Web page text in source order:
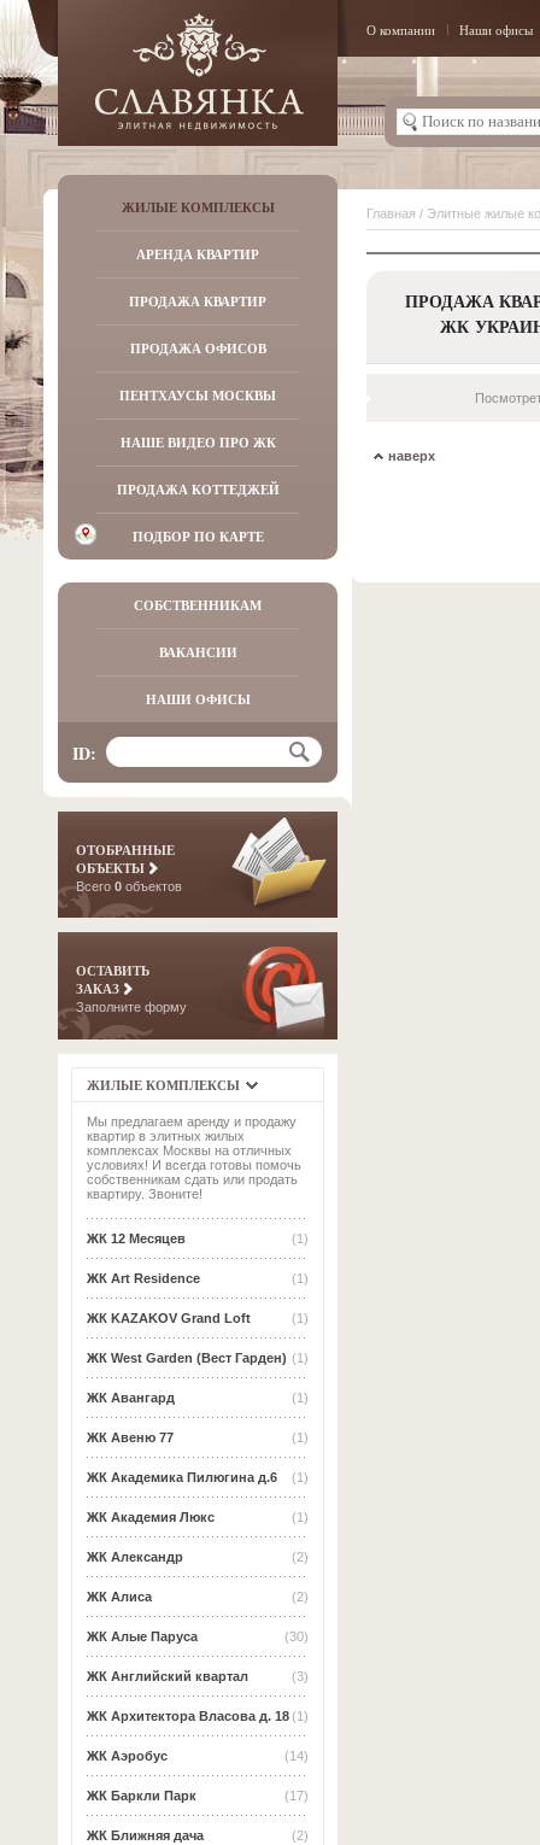
О компании Наши офисы
ЖИЛЫЕ КОМПЛЕКСЫ
АРЕНДА КВАРТИР
ПРОДАЖА КВАРТИР
ПРОДАЖА ОФИСОВ
ПЕНТХАУСЫ МОСКВЫ
НАШЕ ВИДЕО ПРО ЖК
ПРОДАЖА КОТТЕДЖЕЙ
ПОДБОР ПО КАРТЕ
СОБСТВЕННИКАМ
ВАКАНСИИ
НАШИ ОФИСЫ
ID:
ОТОБРАННЫЕ
ОБЪЕКТЫ
Всего 0 объектов
ОСТАВИТЬ
ЗАКАЗ
Заполните форму
ЖИЛЫЕ КОМПЛЕКСЫ
Мы предлагаем аренду и продажу
квартир в элитных жилых
комплексах Москвы на отличных
условиях! И всегда готовы помочь
собственникам сдать или продать
квартиру. Звоните!
(1)
ЖК 12 Месяцев
(1)
ЖК Art Residence
(1)
ЖК KAZAKOV Grand Loft
(1)
ЖК West Garden (Вест Гарден)
(1)
ЖК Авангард
(1)
ЖК Авеню 77
(1)
ЖК Академика Пилюгина д.6
(1)
ЖК Академия Люкс
(2)
ЖК Александр
(2)
ЖК Алиса
(30)
ЖК Алые Паруса
(3)
ЖК Английский квартал
(1)
ЖК Архитектора Власова д. 18
(14)
ЖК Аэробус
(17)
ЖК Баркли Парк
(2)
ЖК Ближняя дача
Главная / Элитные жилые
ПРОДАЖА
ЖК
наверх